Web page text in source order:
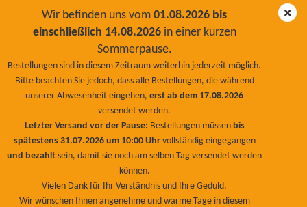
Wir befinden uns vom 01.08.2026 bis
einschließlich 14.08.2026in einer kurzen
Sommerpause.
Bestellungen sind in diesem Zeitraum weiterhin jederzeit möglich.
Bitte beachten Sie jedoch, dass alle Bestellungen, die während
unserer Abwesenheit eingehen, erst ab dem 17.08.2026
versendet werden.
Letzter Versand vor der Pause: Bestellungen müssen bis
spätestens 31.07.2026 um 10:00 Uhrvollständig eingegangen
und bezahlt sein, damit sie noch am selben Tag versendet werden
können.
Vielen Dank für Ihr Verständnis und Ihre Geduld.
Wir wünschen Ihnen angenehme und warme Tage in diesem
Rasendünger aktive Huminsäure & Rasenhumus Pulver
/ Granulat 100% Bio 5Kg
BioNaturPlus